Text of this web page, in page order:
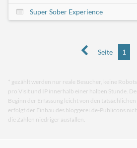
Super Sober Experience
Seite 1
* gezählt werden nur reale Besucher, keine
pro Visit und IP innerhalb einer halben Stunde.
Beginn der Erfassung leicht von den
erfolgt der Einbau des bloggerei.de-Publicons
die Zahlen niedriger ausfallen.